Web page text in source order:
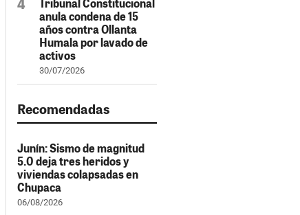
Tribunal Constitucional
anula condena de 15
años contra Ollanta
Humala por lavado de
activos
30/07/2026
Recomendadas
Junín: Sismo de magnitud
5.0 deja tres heridos y
viviendas colapsadas en
Chupaca
06/08/2026